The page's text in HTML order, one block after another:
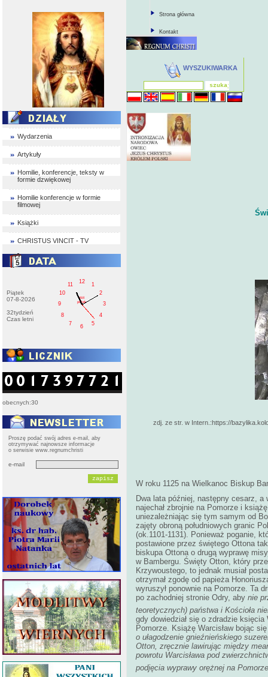
Wydarzenia
Artykuły
Homilie, konferencje, teksty w
formie dzwiękowej
Homilie konferencje w formie
filmowej
Książki
CHRISTUS VINCIT - TV
Piątek
07-8-2026
32tydzień
Czas letni
1
2
3
4
5
6
7
8
9
10
11
12
AM
pištek
obecnych:30
Proszę podać swój adres e-mail, aby
otrzymywać najnowsze informacje
o serwisie www.regnumchristi
e-mail
Strona główna
Kontakt
WYSZUKIWARKA
zdj. ze str. w Intern.:https://
W roku 1125 na Wielkanoc Biskup
Dwa lata później, następny cesarz,
najechał zbrojnie na Pomorze i
uniezależniając się tym samym od
zajęty obroną południowych granic
(ok.1101-1131). Ponieważ poganie,
postawione przez świętego Ottona
biskupa Ottona o drugą wyprawę
w Bambergu. Święty Otton, który
Krzywoustego, to jednak musiał
otrzymał zgodę od papieża
wyruszył ponownie na Pomorze. Ta
po zachodniej stronie Odry, aby nie
teoretycznych) państwa i Kościoła
gdy dowiedział się o zdradzie
Pomorze. Książę Warcisław bojąc
o ułagodzenie gnieźnieńskiego
Otton, zręcznie lawirując między
powrotu Warcisława pod
podjęcia wyprawy orężnej na